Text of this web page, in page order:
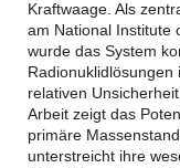
Kraftwaage. Als
am National Institute
wurde das System
relativen
Arbeit zeigt das
primäre
unterstreicht ihre